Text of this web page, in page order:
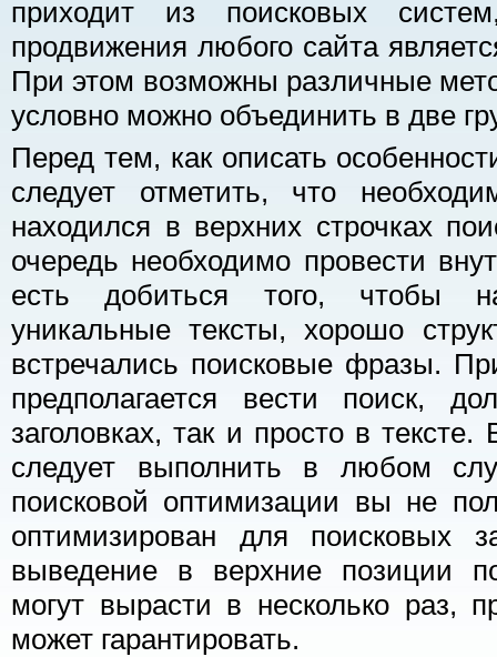
приходит из поисковых
продвижения любого сайта
При этом возможны различные
условно можно объединить в две
Перед тем, как описать
следует отметить, что
находился в верхних строчках
очередь необходимо провести
есть добиться того, чтобы
уникальные тексты, хорошо
встречались поисковые фразы.
предполагается вести поиск,
заголовках, так и просто в
следует выполнить в любом
поисковой оптимизации вы не
оптимизирован для поисковых
выведение в верхние позиции
могут вырасти в несколько раз,
может гарантировать.